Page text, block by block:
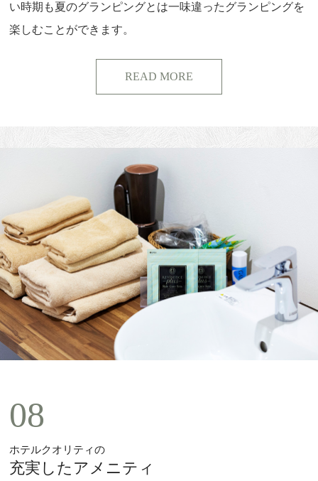
い時期も夏のグランピングとは一味違ったグランピングを
楽しむことができます。
READ MORE
08
ホテルクオリティの
充実したアメニティ